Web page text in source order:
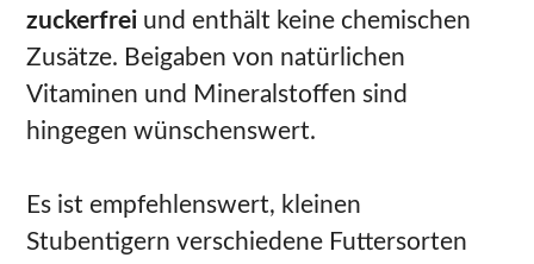
zuckerfrei und enthält keine chemischen
Zusätze. Beigaben von natürlichen
Vitaminen und Mineralstoffen sind
hingegen wünschenswert.
Es ist empfehlenswert, kleinen
Stubentigern verschiedene Futtersorten